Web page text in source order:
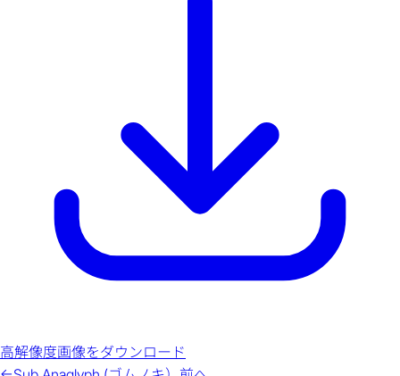
高解像度画像をダウンロード